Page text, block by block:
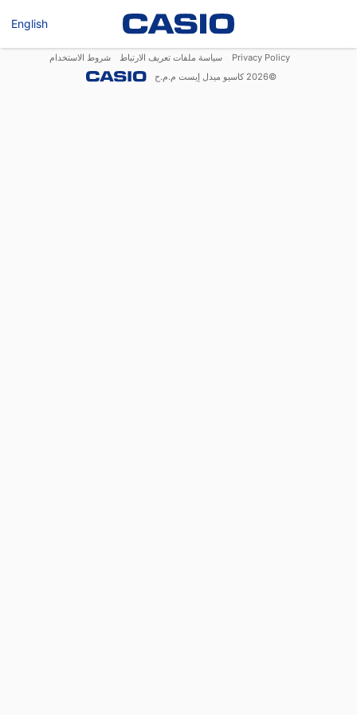
English
Privacy Policy سياسة ملفات تعريف الارتباط
شروط الاستخدام
©
2026 كاسيو ميدل إيست م.م.ح